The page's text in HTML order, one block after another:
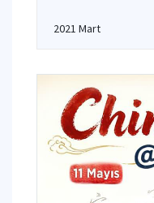
2021 Mart